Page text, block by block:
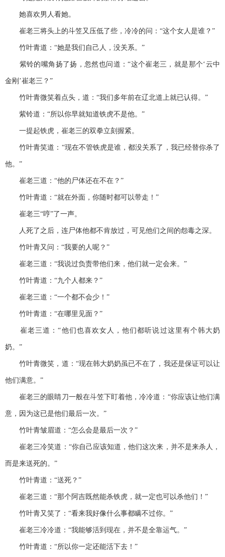
她喜欢男人看她。
崔老三将头上的斗笠又压低了些，冷冷的问：“这个女人是谁？”
竹叶青道：“她是我们自己人，没关系。”
紫铃的嘴角扬了扬，忽然也问道：“这个崔老三，就是那个‘云中
金刚’崔老三？”
竹叶青微笑着点头，道：“我们多年前在辽北道上就已认得。”
紫铃道：“所以你早就知道铁虎不是他。”
一提起铁虎，崔老三的双拳立刻握紧。
竹叶青笑道：“现在不管铁虎是谁，都没关系了，我已经替你杀了
他。”
崔老三道：“他的尸体还在不在？”
竹叶青道：“就在外面，你随时都可以带走！”
崔老三“哼”了一声。
人死了之后，连尸体他都不肯放过，可见他们之间的怨毒之深。
竹叶青又问：“我要的人呢？”
崔老三道：“我说过负责带他们来，他们就一定会来。”
竹叶青道：“九个人都来？”
崔老三道：“一个都不会少！”
竹叶青道：“在哪里见面？”
崔老三道：“他们也喜欢女人，他们都听说过这里有个韩大奶
奶。”
竹叶青微笑，道：“现在韩大奶奶虽已不在了，我还是保证可以让
他们满意。”
崔老三的眼睛刀一般在斗笠下盯着他，冷冷道：“你应该让他们满
意，因为这已是他们最后一次。”
竹叶青皱眉道：“怎么会是最后一次？”
崔老三冷笑道：“你自己应该知道，他们这次来，并不是来杀人，
而是来送死的。”
竹叶青道：“送死？”
崔老三道：“那个阿吉既然能杀铁虎，就一定也可以杀他们！”
竹叶青又笑了：“看来我好像什么事都瞒不过你。”
崔老三冷冷道：“我能够活到现在，并不是全靠运气。”
竹叶青道：“所以你一定还能活下去！”